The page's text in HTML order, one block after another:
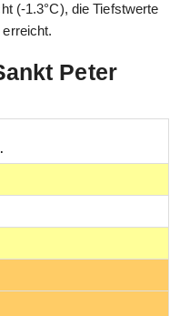
(-1.3°C), die Tiefstwerte
Peter
(°C)